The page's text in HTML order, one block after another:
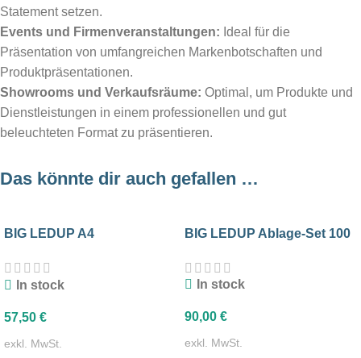
Statement setzen.
Events und Firmenveranstaltungen: Ideal für die
Präsentation von umfangreichen Markenbotschaften und
Produktpräsentationen.
Showrooms und Verkaufsräume: Optimal, um Produkte und
Dienstleistungen in einem professionellen und gut
beleuchteten Format zu präsentieren.
Das könnte dir auch gefallen …
BIG LEDUP A4
In stock
57,50 €
exkl. MwSt.
BIG LEDUP Ablage-Set 100
In stock
90,00 €
exkl. MwSt.